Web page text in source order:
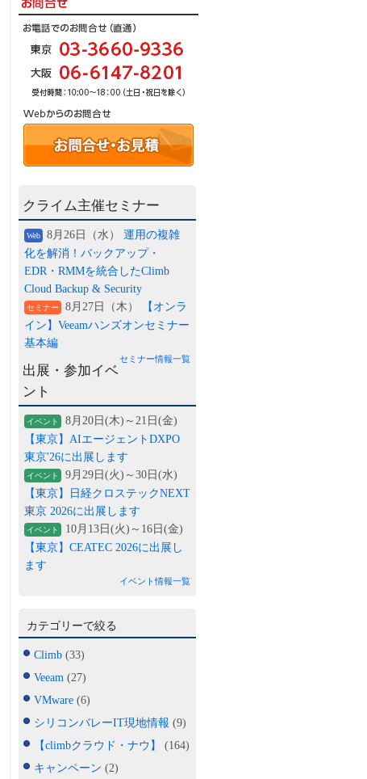
クライム主催セミナー
Web 8月26日（水） 運用の複雑
化を解消！バックアップ・
EDR・RMMを統合したClimb
Cloud Backup & Security
セミナー 8月27日（木）
【オンラ
イン】Veeamハンズオンセミナー
基本編
セミナー情報一覧
出展・参加イベ
ント
イベント
8月20日(木)～21日(金)
【東京】AIエージェントDXPO
東京'26に出展します
イベント
9月29日(火)～30日(水)
【東京】日経クロステックNEXT
東京 2026に出展します
イベント
10月13日(火)～16日(金)
【東京】CEATEC 2026に出展し
ます
イベント情報一覧
カテゴリーで絞る
Climb (33)
Veeam (27)
VMware (6)
シリコンバレーIT現地情報 (9)
【climbクラウド・ナウ】
(164)
キャンペーン (2)